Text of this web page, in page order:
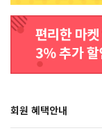
회원 혜택안내